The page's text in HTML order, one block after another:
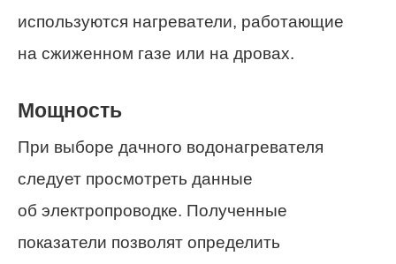
используются нагреватели, работающие
на сжиженном газе или на дровах.
Мощность
При выборе дачного водонагревателя
следует просмотреть данные
об электропроводке. Полученные
показатели позволят определить